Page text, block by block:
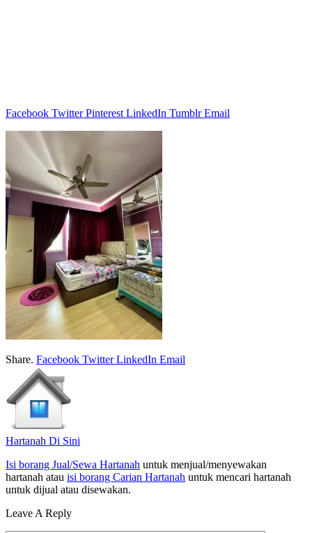
Facebook Twitter Pinterest LinkedIn Tumblr Email
Share. Facebook Twitter LinkedIn Email
Hartanah Di Sini
Isi borang Jual/Sewa Hartanah untuk menjual/menyewakan
hartanah atau isi borang Carian Hartanah untuk mencari hartanah
untuk dijual atau disewakan.
Leave A Reply